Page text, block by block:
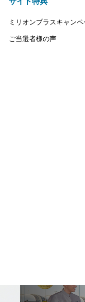
ミリオンプラスキャンペ
ご当選者様の声